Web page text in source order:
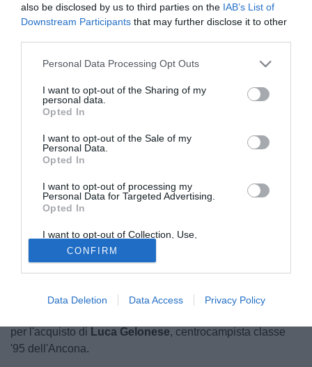
also be disclosed by us to third parties on the IAB’s List of
Downstream Participants that may further disclose it to other
Personal Data Processing Opt Outs
I want to opt-out of the Sharing of my
personal data.
Opted In
I want to opt-out of the Sale of my
Personal Data.
Opted In
I want to opt-out of processing my
Personal Data for Targeted Advertising.
Opted In
I want to opt-out of Collection, Use,
Retention, Sale, and/or Sharing of my
Personal Data that Is Unrelated with the
Purposes for which it was collected.
Opted Out
CONFIRM
Data Deletion Data Access Privacy Policy
Credit: Maceratese
© foto di Credit: Maceratese
UniPomeziaè al lavoro per programmare la prossima
stagione. Secondo quanto raccolto dalla nostra redazione,
cubano classe '98 di proprietà della Maceratese.
Non finisce qui, perché l'ambizione dell'UniPomezia e del
importante per primeggiare tra le prime posizioni del
per l'acquisto di Luca Gelonese, centrocampista classe
'95 dell'Ancona.